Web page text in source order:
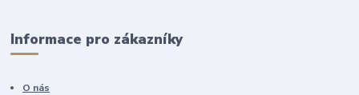
Informace pro zákazníky
O nás